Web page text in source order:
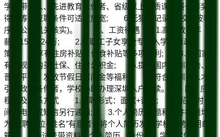
学科带头人、先进教育工作者、省级以上优质课竞赛一等奖获
得者等，应聘条件可适度放宽; 6.无犯罪记录(学校将按程
序向公安机关核实)。 三、工资待遇 1.高中教师年
薪：15万~24万; 2.教职工子女享受专属入学优惠政
策; 3.享有住房补贴、伙食补贴等多项福利; 4.按国家
有关规定购买社保、住房公积金; 5.提供国内培训机会、
晋升平台，发放节假日慰问金等福利; 6.符合深圳市人才
引进政策条件者，学校协助办理深圳入户手续。 四、应聘
程序及联系方式 1.招聘形式：面试+试讲; 2.招聘时
间：电话或短信另行通知; 3.个人简历标题和邮件标题均
为“应聘岗位+姓名”有意者请将个人简历发至学校招聘专用邮